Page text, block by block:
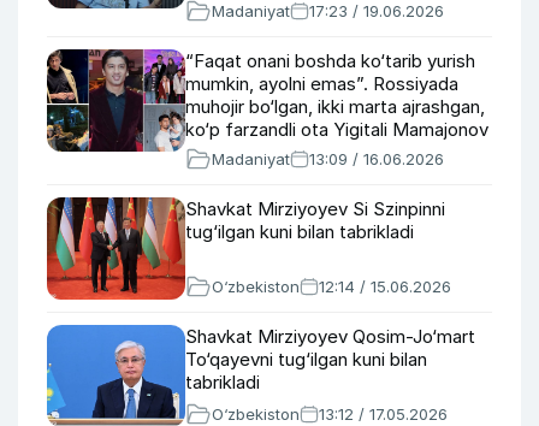
Madaniyat 17:23 / 19.06.2026
“Faqat onani boshda ko‘tarib yurish
mumkin, ayolni emas”. Rossiyada
muhojir bo‘lgan, ikki marta ajrashgan,
ko‘p farzandli ota Yigitali Mamajonov
36 yoshda (foto, video)
Madaniyat 13:09 / 16.06.2026
Shavkat Mirziyoyev Si Szinpinni
tug‘ilgan kuni bilan tabrikladi
O‘zbekiston 12:14 / 15.06.2026
Shavkat Mirziyoyev Qosim-Jo‘mart
To‘qayevni tug‘ilgan kuni bilan
tabrikladi
O‘zbekiston 13:12 / 17.05.2026